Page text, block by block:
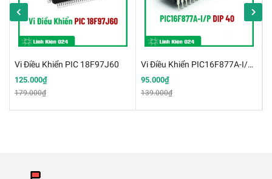
✔️Áp dụng với sản phẩm nằm trong danh mục bảo
hành và đang trong thời hạn bảo hành
✔️Sản phẩm không có dấu hiệu hỏng hóc do cơ
học, cháy nổ do hỏa hoạn, bị nước vào…
✔️Sản phẩm không có sự can thiệp ngoại quan của
Vi Điều Khiển PIC 18F97J60
125.000₫
179.000₫
Vi Điều Khiển PIC16F877A-I/P DIP40
95.000₫
139.000₫